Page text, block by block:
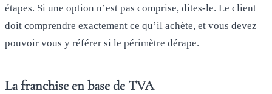
étapes. Si une option n’est pas comprise, dites-le. Le client
doit comprendre exactement ce qu’il achète, et vous devez
pouvoir vous y référer si le périmètre dérape.
La franchise en base de TVA